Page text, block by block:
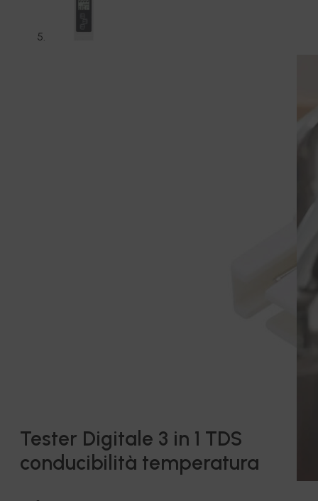
Tester Digitale 3 in 1 TDS
conducibilità temperatura